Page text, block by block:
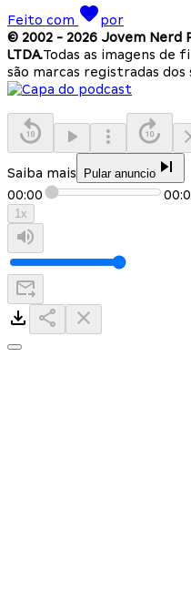
Feito com
por
© 2002 - 2026 Jovem Nerd
LTDA.Todas as imagens de
são marcas registradas
Saiba mais Pular anuncio
00:00
1x